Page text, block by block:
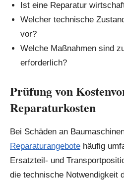
Ist eine Reparatur
Welcher technische
vor?
Welche Maßnahmen sind
erforderlich?
Prüfung von
Reparaturkosten
Bei Schäden an
Reparaturangebote häufig
Ersatzteil- und
die technische Notwendigkeit